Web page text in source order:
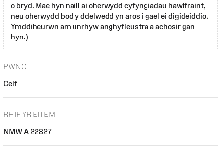
o bryd. Mae hyn naill ai oherwydd cyfyngiadau hawlfraint,
neu oherwydd bod y ddelwedd yn aros i gael ei digideiddio.
Ymddiheurwn am unrhyw anghyfleustra a achosir gan
hyn.)
PWNC
Celf
RHIF YR EITEM
NMW A 22827